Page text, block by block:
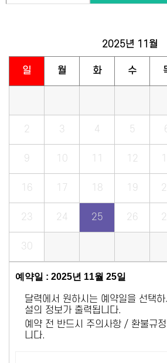
2025년 11월
일 월 화 수
2 3 4 5
9 10 11 12
16 17 18 19
23 24 25 26
30
예약일 : 2025년 11월 25일
달력에서 원하시는 예약일을 선택
설의 정보가 출력됩니다.
예약 전 반드시 주의사항 / 환불규
니다.